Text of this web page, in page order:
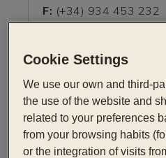
F: (+34) 934 453 232
Calcular o itinerário
Cookie Settings
We use our own and third-
the use of the website and
related to your preferences
from your browsing habits
or the integration of visits